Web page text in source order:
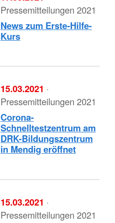
Pressemitteilungen 2021
News zum Erste-Hilfe-
Kurs
15.03.2021 ·
Pressemitteilungen 2021
Corona-
Schnelltestzentrum am
DRK-Bildungszentrum
in Mendig eröffnet
15.03.2021 ·
Pressemitteilungen 2021